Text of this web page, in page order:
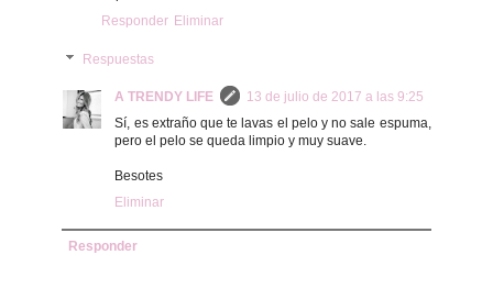
Responder Eliminar
Respuestas
A TRENDY LIFE
13 de julio de 2017 a las 9:25
Sí, es extraño que te lavas el pelo y no sale espuma,
pero el pelo se queda limpio y muy suave.
Besotes
Eliminar
Responder